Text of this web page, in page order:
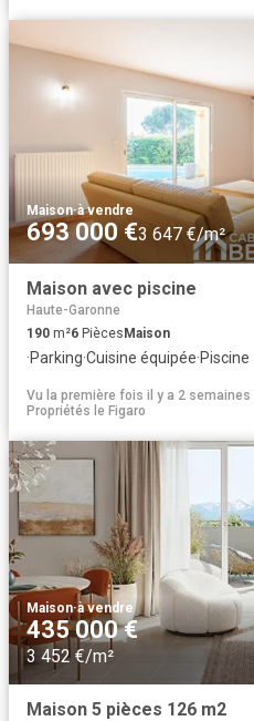
Maison·à vendre
693 000 €3 647 €/m²
Maison avec piscine
Haute-Garonne
190 m²6 PiècesMaison
·Parking·Cuisine équipée·Piscine
Vu la première fois il y a 2 semaines
Propriétés le Figaro
Maison·à vendre
435 000 €
3 452 €/m²
Maison 5 pièces 126 m2